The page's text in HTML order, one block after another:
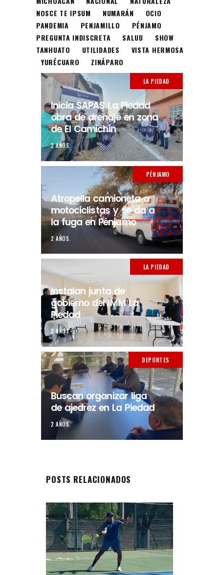
NOSCE TE IPSUM
NUMARÁN
OCIO
PANDEMIA
PENJAMILLO
PÉNJAMO
PREGUNTA INDISCRETA
SALUD
SHOW
TANHUATO
UTILIDADES
VISTA HERMOSA
YURÉCUARO
ZINÁPARO
LA PIEDAD
Inicia SAPAS La Piedad
obra de drenaje en zona
de El Camichín
2 AÑOS.
PÉNJAMO
Atropella camioneta a
motociclistas y se da a
la fuga en Pénjamo
2 AÑOS.
LA PIEDAD
Instalan junta de
gobierno del IMM La
Piedad
2 AÑOS.
DEPORTES
Buscan organizar liga
de ajedrez en La Piedad
2 AÑOS.
POSTS RELACIONADOS